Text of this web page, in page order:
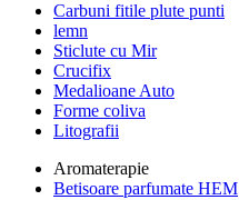
Carbuni fitile plute punti
lemn
Sticlute cu Mir
Crucifix
Medalioane Auto
Forme coliva
Litografii
Aromaterapie
Betisoare parfumate HEM